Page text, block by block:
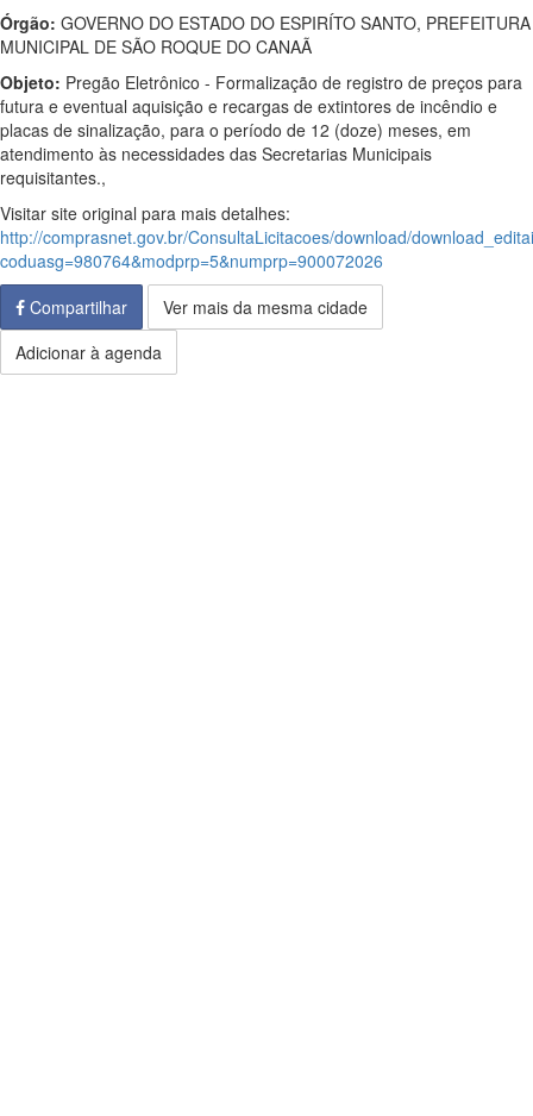
Órgão: GOVERNO DO ESTADO DO ESPIRÍTO SANTO, PREFEITURA
MUNICIPAL DE SÃO ROQUE DO CANAÃ
Objeto: Pregão Eletrônico - Formalização de registro de preços para
futura e eventual aquisição e recargas de extintores de incêndio e
placas de sinalização, para o período de 12 (doze) meses, em
atendimento às necessidades das Secretarias Municipais
requisitantes.,
Visitar site original para mais detalhes:
http://comprasnet.gov.br/ConsultaLicitacoes/download/
coduasg=980764&modprp=5&numprp=900072026
Compartilhar
Ver mais da mesma cidade
Adicionar à agenda